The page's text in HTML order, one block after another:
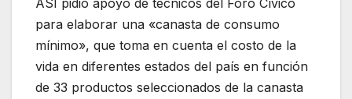
ASI pidió apoyo de técnicos del Foro Cívico
para elaborar una «canasta de consumo
mínimo», que toma en cuenta el costo de la
vida en diferentes estados del país en función
de 33 productos seleccionados de la canasta